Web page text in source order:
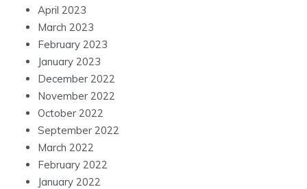
April 2023
March 2023
February 2023
January 2023
December 2022
November 2022
October 2022
September 2022
March 2022
February 2022
January 2022